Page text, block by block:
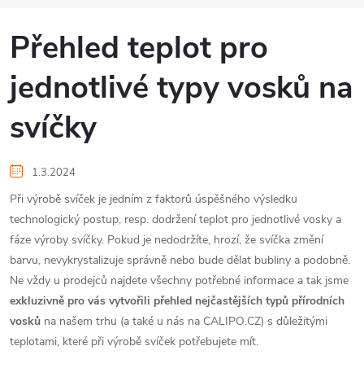
Přehled teplot pro
jednotlivé typy vosků na
svíčky
1.3.2024
Při výrobě svíček je jedním z faktorů úspěšného výsledku
technologický postup, resp. dodržení teplot pro jednotlivé vosky a
fáze výroby svíčky. Pokud je nedodržíte, hrozí, že svíčka změní
barvu, nevykrystalizuje správně nebo bude dělat bubliny a podobně.
Ne vždy u prodejců najdete všechny potřebné informace a tak jsme
exkluzivně pro vás vytvořili přehled nejčastějších typů přírodních
vosků na našem trhu (a také u nás na CALIPO.CZ) s důležitými
teplotami, které při výrobě svíček potřebujete mít.